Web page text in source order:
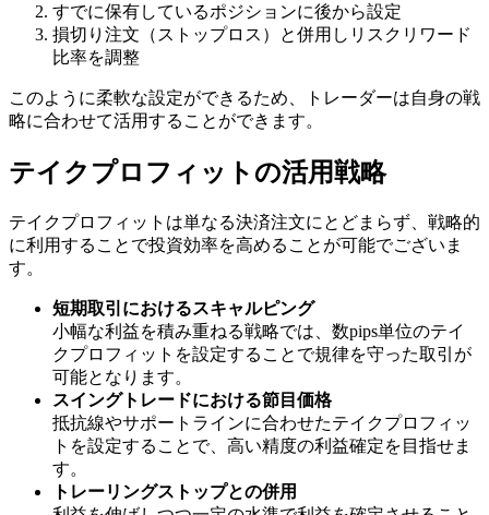
すでに保有しているポジションに後から設定
損切り注文（ストップロス）と併用しリスクリワード
比率を調整
このように柔軟な設定ができるため、トレーダーは自身の戦
略に合わせて活用することができます。
テイクプロフィットの活用戦略
テイクプロフィットは単なる決済注文にとどまらず、戦略的
に利用することで投資効率を高めることが可能でございま
す。
短期取引におけるスキャルピング
小幅な利益を積み重ねる戦略では、数pips単位のテイ
クプロフィットを設定することで規律を守った取引が
可能となります。
スイングトレードにおける節目価格
抵抗線やサポートラインに合わせたテイクプロフィッ
トを設定することで、高い精度の利益確定を目指せま
す。
トレーリングストップとの併用